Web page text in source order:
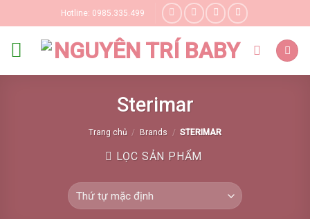
to
content
Hotline: 0985.335.499
Sterimar
Trang chủ / Brands / STERIMAR
LỌC SẢN PHẨM